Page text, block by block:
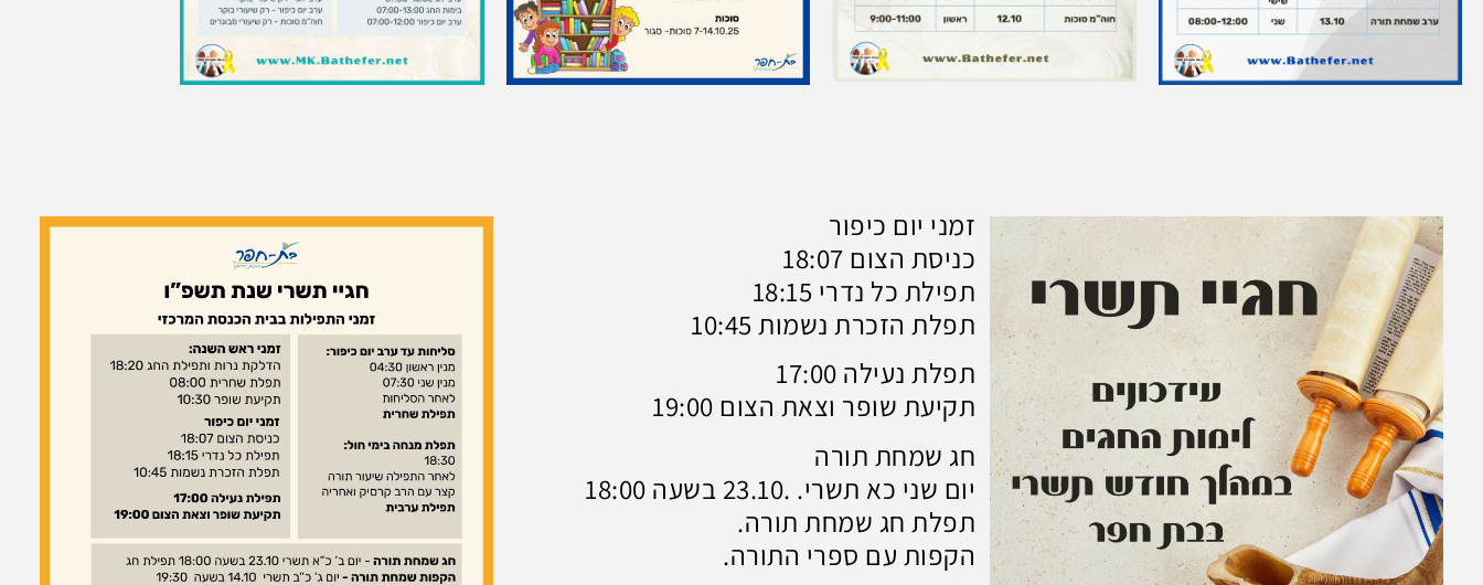
זמני יום כיפור
כניסת הצום 18:07
תפילת כל נדרי 18:15
תפלת הזכרת נשמות 10:45
תפלת נעילה 17:00
תקיעת שופר וצאת הצום 19:00
חג שמחת תורה
יום שני כא תשרי. .23.10 בשעה 18:00
תפלת חג שמחת תורה.
הקפות עם ספרי התורה.